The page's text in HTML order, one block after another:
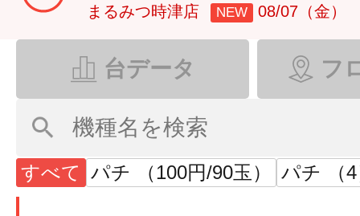
まるみつ時津店 NEW 08/07（金）
台データ フ
すべて パチ （100円/90玉） パチ （